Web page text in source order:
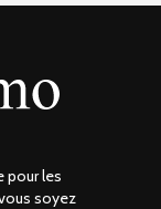
pour les
soyez